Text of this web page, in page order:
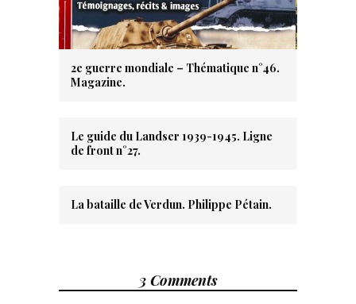
2e guerre mondiale – Thématique n°46.
Magazine.
Le guide du Landser 1939-1945. Ligne
de front n°27.
La bataille de Verdun. Philippe Pétain.
3 Comments